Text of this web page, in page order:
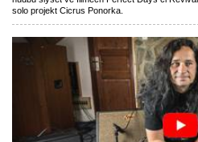
solo projekt Cicrus Ponorka.